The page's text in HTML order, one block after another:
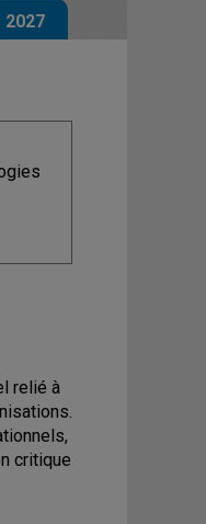
relié à
critique